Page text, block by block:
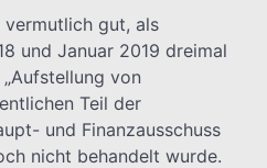
vermutlich gut, als
und Januar 2019 dreimal
von
Teil der
und Finanzausschuss
nicht behandelt wurde.